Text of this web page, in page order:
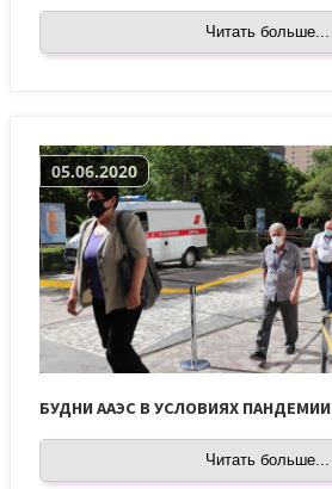
Читать больше...
05.06.2020
БУДНИ ААЭС В УСЛОВИЯХ ПАНДЕМИИ
Читать больше...